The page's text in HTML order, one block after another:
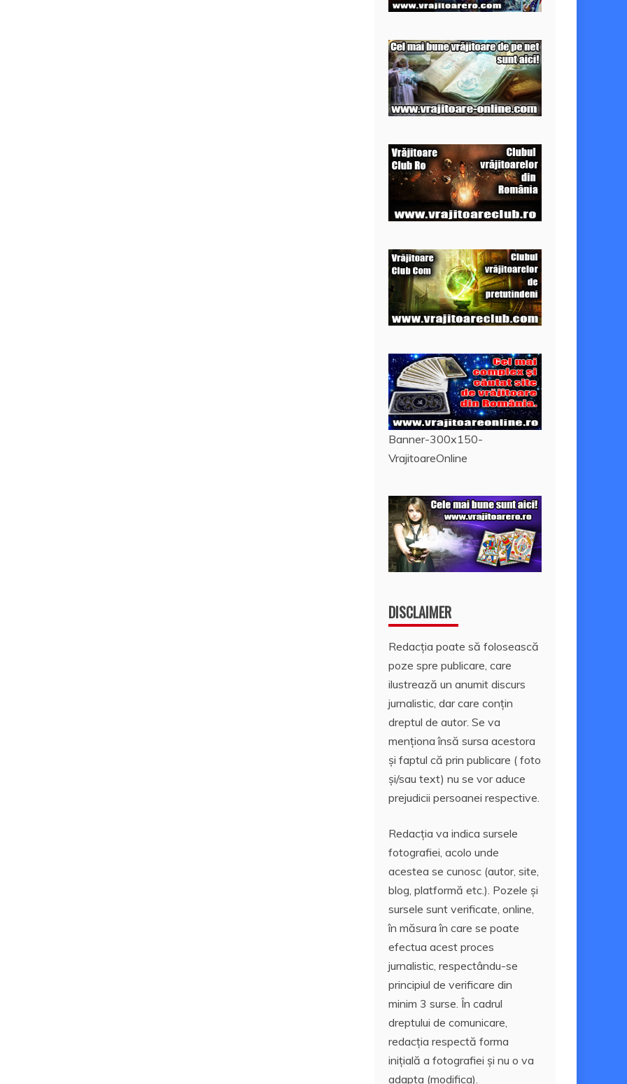
Banner-300x150-
VrajitoareOnline
DISCLAIMER
Redacția poate să folosească
poze spre publicare, care
ilustrează un anumit discurs
jurnalistic, dar care conțin
dreptul de autor. Se va
menționa însă sursa acestora
și faptul că prin publicare ( foto
și/sau text) nu se vor aduce
prejudicii persoanei respective.
Redacția va indica sursele
fotografiei, acolo unde
acestea se cunosc (autor, site,
blog, platformă etc.). Pozele și
sursele sunt verificate, online,
în măsura în care se poate
efectua acest proces
jurnalistic, respectându-se
principiul de verificare din
minim 3 surse. În cadrul
dreptului de comunicare,
redacția respectă forma
inițială a fotografiei și nu o va
adapta (modifica).